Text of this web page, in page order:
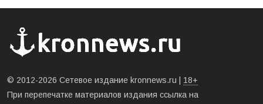
© 2012-2026 Сетевое издание kronnews.ru | 18+
При перепечатке материалов издания ссылка на